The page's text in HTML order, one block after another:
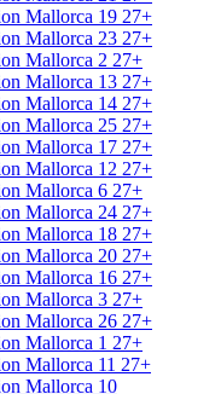
27+
27+
27+
27+
27+
27+
27+
27+
27+
27+
27+
27+
27+
27+
27+
27+
27+